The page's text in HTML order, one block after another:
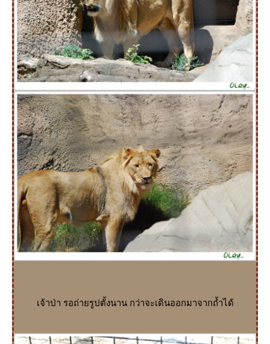
เจ้าป่า รอถ่ายรูปตั้งนาน กว่าจะเดินออกมาจากถ้ำได้